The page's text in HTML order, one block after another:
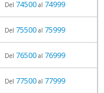
Del 74500al 74999
Del 75500al 75999
Del 76500al 76999
Del 77500al 77999